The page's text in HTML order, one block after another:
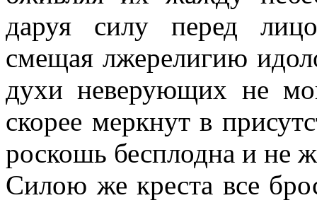
даруя силу перед
смещая лжерелигию
духи неверующих не
скорее меркнут в
роскошь бесплодна и не
Силою же креста все